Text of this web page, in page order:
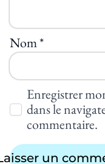
Nom*
Enregistrer
dans le
commentaire.